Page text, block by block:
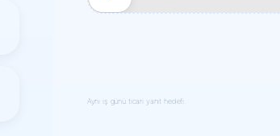
Aynı iş günü ticari yanıt hedefi.